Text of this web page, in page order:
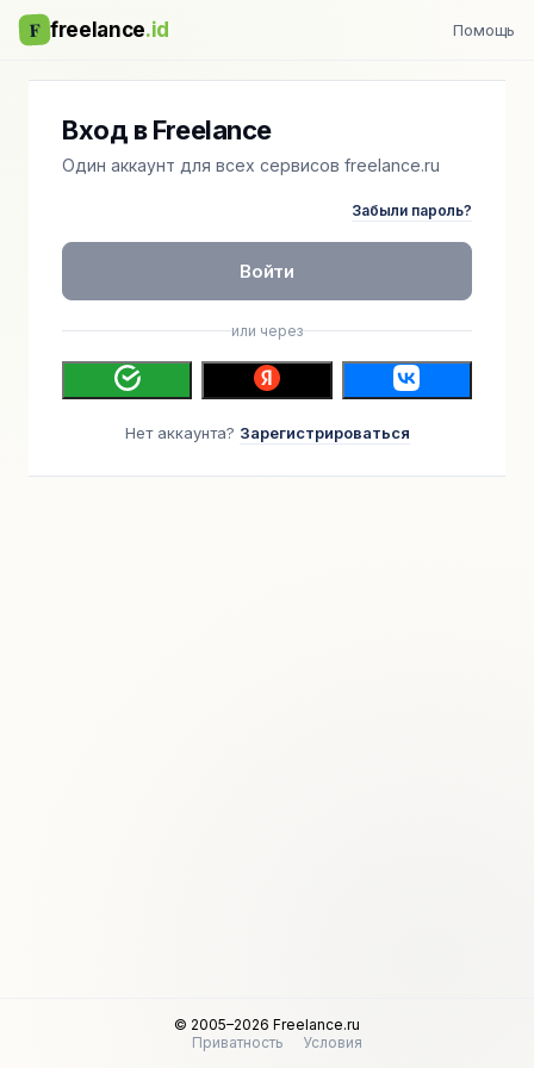
F freelance.id Помощь
Вход в Freelance
Один аккаунт для всех сервисов freelance.ru
Забыли пароль?
Войти
или через
Нет аккаунта? Зарегистрироваться
© 2005–2026 Freelance.ru
Приватность
Условия